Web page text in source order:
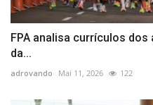
FPA analisa currículos dos
da...
adrovando Mai 11, 2026 122